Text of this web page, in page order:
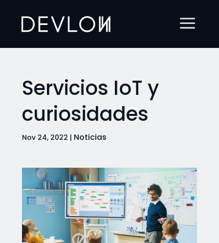
Servicios IoT y
curiosidades
Nov 24, 2022 | Noticias